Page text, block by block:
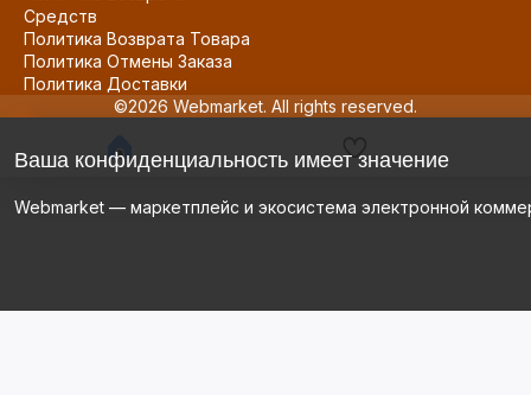
Средств
Политика Возврата Товара
Политика Отмены Заказа
Политика Доставки
©2026 Webmarket. All rights reserved.
Ваша конфиденциальность имеет значение
Webmarket — маркетплейс и экосистема электронной